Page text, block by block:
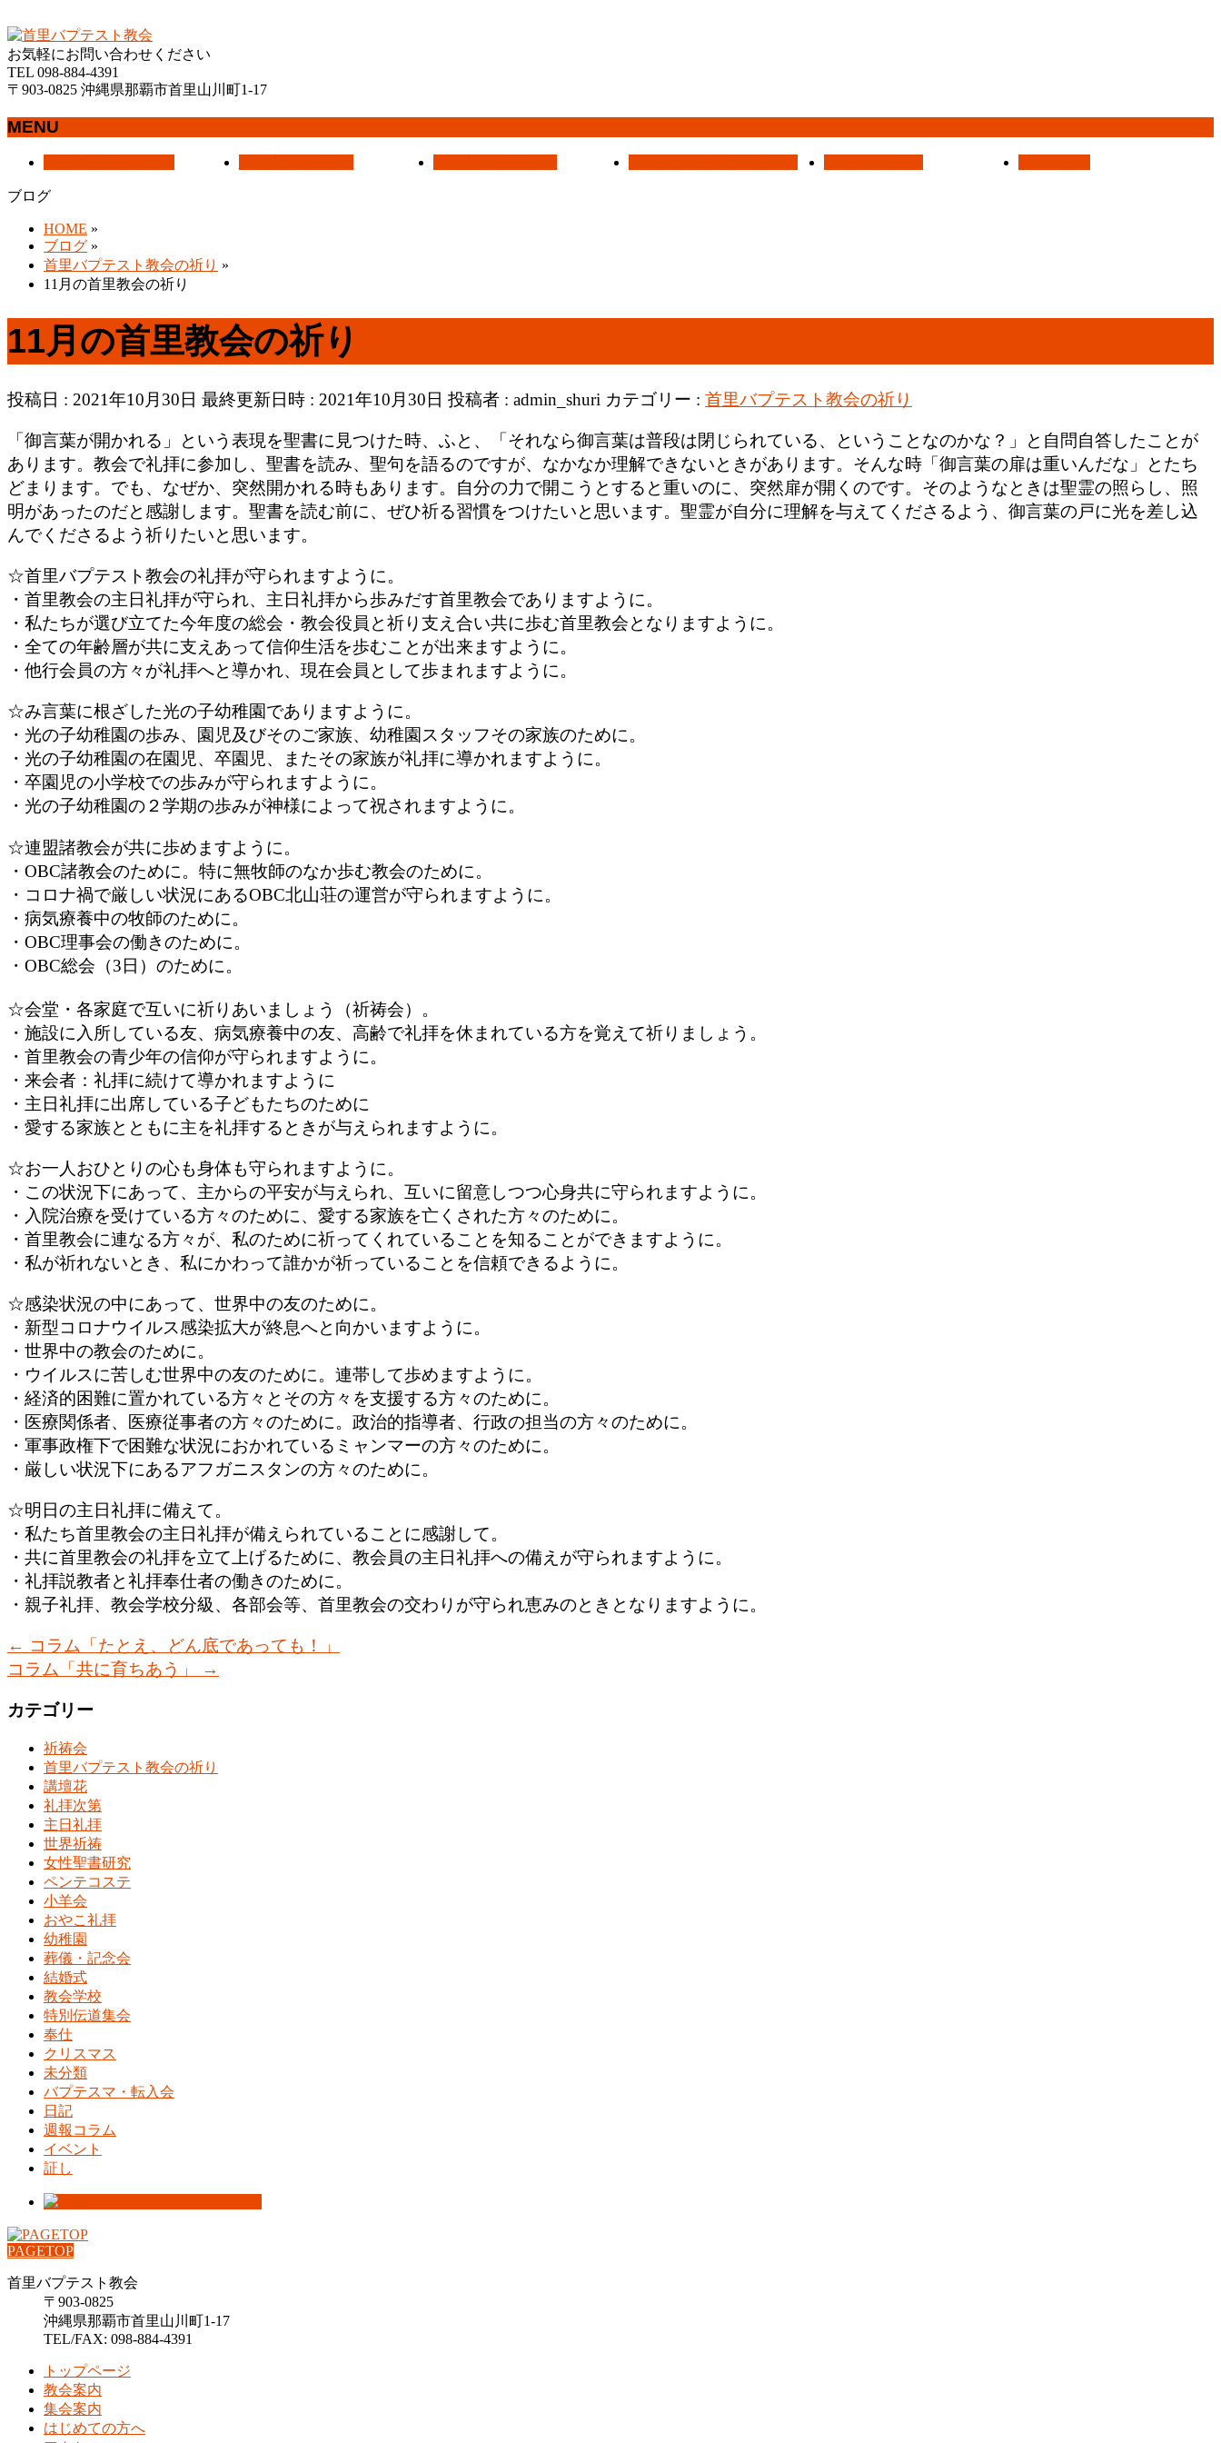
お気軽にお問い合わせください
TEL 098-884-4391
〒903-0825 沖縄県那覇市首里山川町1-17
MENU
ュ
ブログ
HOME »
ブログ »
首里バプテスト教会の祈り »
11月の首里教会の祈り
11月の首里教会の祈り
投稿日 : 2021年10月30日 最終更新日時 : 2021年10月30日 投稿者 : admin_shuri カテゴリー : 首里バプテスト教会の祈り
「御言葉が開かれる」という表現を聖書に見つけた時、ふと、「それなら御言葉は普段は閉じられている、ということなのかな？」と自問自答したことが
あります。教会で礼拝に参加し、聖書を読み、聖句を語るのですが、なかなか理解できないときがあります。そんな時「御言葉の扉は重いんだな」とたち
どまります。でも、なぜか、突然開かれる時もあります。自分の力で開こうとすると重いのに、突然扉が開くのです。そのようなときは聖霊の照らし、照
明があったのだと感謝します。聖書を読む前に、ぜひ祈る習慣をつけたいと思います。聖霊が自分に理解を与えてくださるよう、御言葉の戸に光を差し込
んでくださるよう祈りたいと思います。
☆首里バプテスト教会の礼拝が守られますように。
・首里教会の主日礼拝が守られ、主日礼拝から歩みだす首里教会でありますように。
・私たちが選び立てた今年度の総会・教会役員と祈り支え合い共に歩む首里教会となりますように。
・全ての年齢層が共に支えあって信仰生活を歩むことが出来ますように。
・他行会員の方々が礼拝へと導かれ、現在会員として歩まれますように。
☆み言葉に根ざした光の子幼稚園でありますように。
・光の子幼稚園の歩み、園児及びそのご家族、幼稚園スタッフその家族のために。
・光の子幼稚園の在園児、卒園児、またその家族が礼拝に導かれますように。
・卒園児の小学校での歩みが守られますように。
・光の子幼稚園の２学期の歩みが神様によって祝されますように。
☆連盟諸教会が共に歩めますように。
・OBC諸教会のために。特に無牧師のなか歩む教会のために。
・コロナ禍で厳しい状況にあるOBC北山荘の運営が守られますように。
・病気療養中の牧師のために。
・OBC理事会の働きのために。
・OBC総会（3日）のために。
☆会堂・各家庭で互いに祈りあいましょう（祈祷会）。
・施設に入所している友、病気療養中の友、高齢で礼拝を休まれている方を覚えて祈りましょう。
・首里教会の青少年の信仰が守られますように。
・来会者：礼拝に続けて導かれますように
・主日礼拝に出席している子どもたちのために
・愛する家族とともに主を礼拝するときが与えられますように。
☆お一人おひとりの心も身体も守られますように。
・この状況下にあって、主からの平安が与えられ、互いに留意しつつ心身共に守られますように。
・入院治療を受けている方々のために、愛する家族を亡くされた方々のために。
・首里教会に連なる方々が、私のために祈ってくれていることを知ることができますように。
・私が祈れないとき、私にかわって誰かが祈っていることを信頼できるように。
☆感染状況の中にあって、世界中の友のために。
・新型コロナウイルス感染拡大が終息へと向かいますように。
・世界中の教会のために。
・ウイルスに苦しむ世界中の友のために。連帯して歩めますように。
・経済的困難に置かれている方々とその方々を支援する方々のために。
・医療関係者、医療従事者の方々のために。政治的指導者、行政の担当の方々のために。
・軍事政権下で困難な状況におかれているミャンマーの方々のために。
・厳しい状況下にあるアフガニスタンの方々のために。
☆明日の主日礼拝に備えて。
・私たち首里教会の主日礼拝が備えられていることに感謝して。
・共に首里教会の礼拝を立て上げるために、教会員の主日礼拝への備えが守られますように。
・礼拝説教者と礼拝奉仕者の働きのために。
・親子礼拝、教会学校分級、各部会等、首里教会の交わりが守られ恵みのときとなりますように。
← コラム「たとえ、どん底であっても！」
コラム「共に育ちあう」
→
カテゴリー
祈祷会
首里バプテスト教会の祈り
講壇花
礼拝次第
主日礼拝
世界祈祷
女性聖書研究
ペンテコステ
小羊会
おやこ礼拝
幼稚園
葬儀・記念会
結婚式
教会学校
特別伝道集会
奉仕
クリスマス
未分類
バプテスマ・転入会
日記
週報コラム
イベント
証し
PAGETOP
首里バプテスト教会
〒903-0825
沖縄県那覇市首里山川町1-17
TEL/FAX: 098-884-4391
トップページ
教会案内
集会案内
はじめての方へ